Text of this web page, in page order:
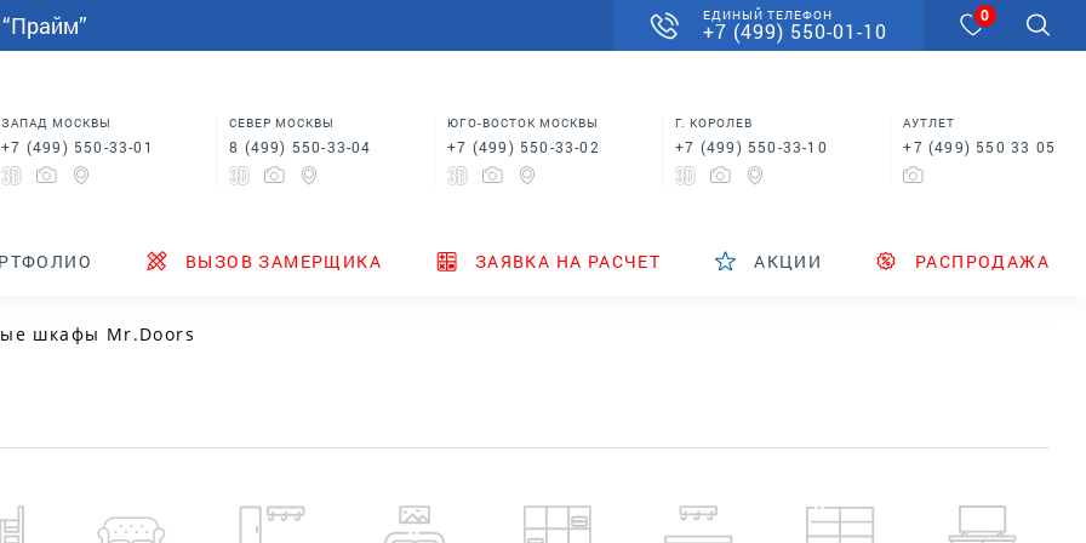
ЕДИНЫЙ ТЕЛЕФОН
+7 (499) 550-01-10
0
ЗАПАД МОСКВЫ
+7 (499) 550-33-01
СЕВЕР МОСКВЫ
8 (499) 550-33-04
ЮГО-ВОСТОК МОСКВЫ
+7 (499) 550-33-02
Г. КОРОЛЕВ
+7 (499) 550-33-10
АУТЛЕТ
+7 (499) 550 33 05
ВЫЗОВ ЗАМЕРЩИКА ЗАЯВКА НА РАСЧЕТ АКЦИИ РАСПРОДАЖА
Шкафы купе в спальню
ТЕНДЕРЫ НОВИНКИ
Кровати для спальни
Столы
шкафы Mr.Doors